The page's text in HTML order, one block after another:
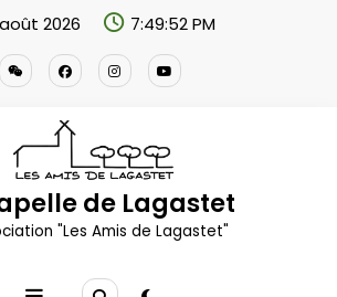
2026 7:49:53 PM
de Lagastet
"Les Amis de Lagastet"